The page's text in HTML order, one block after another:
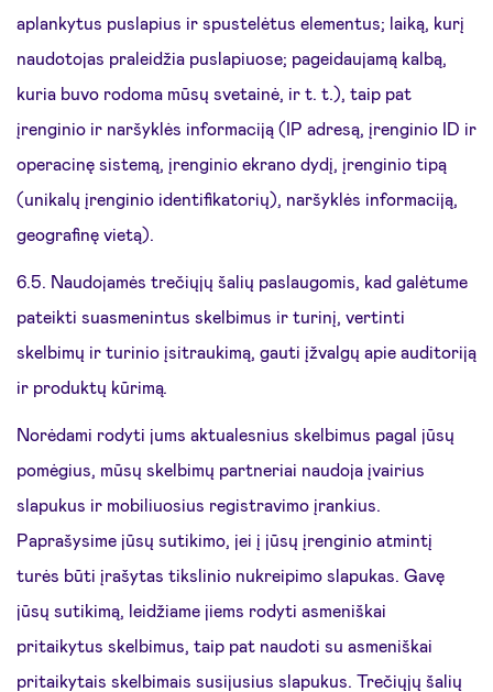
aplankytus puslapius ir spustelėtus elementus; laiką, kurį
naudotojas praleidžia puslapiuose; pageidaujamą kalbą,
kuria buvo rodoma mūsų svetainė, ir t. t.), taip pat
įrenginio ir naršyklės informaciją (IP adresą, įrenginio ID ir
operacinę sistemą, įrenginio ekrano dydį, įrenginio tipą
(unikalų įrenginio identifikatorių), naršyklės informaciją,
geografinę vietą).
6.5. Naudojamės trečiųjų šalių paslaugomis, kad galėtume
pateikti suasmenintus skelbimus ir turinį, vertinti
skelbimų ir turinio įsitraukimą, gauti įžvalgų apie auditoriją
ir produktų kūrimą.
Norėdami rodyti jums aktualesnius skelbimus pagal jūsų
pomėgius, mūsų skelbimų partneriai naudoja įvairius
slapukus ir mobiliuosius registravimo įrankius.
Paprašysime jūsų sutikimo, jei į jūsų įrenginio atmintį
turės būti įrašytas tikslinio nukreipimo slapukas. Gavę
jūsų sutikimą, leidžiame jiems rodyti asmeniškai
pritaikytus skelbimus, taip pat naudoti su asmeniškai
pritaikytais skelbimais susijusius slapukus. Trečiųjų šalių